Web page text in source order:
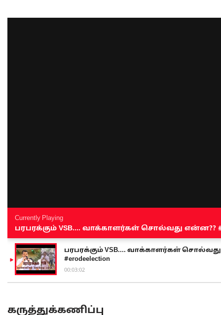
Currently Playing
பரபரக்கும் VSB.... வாக்காளர்கள் சொல்வது என்ன??
பரபரக்கும் VSB.... வாக்காளர்கள் சொல்வது
#erodeelection
00:03:02
கருத்துக்கணிப்பு